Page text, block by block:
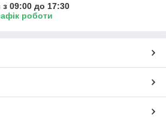
09:00 до 17:30
роботи